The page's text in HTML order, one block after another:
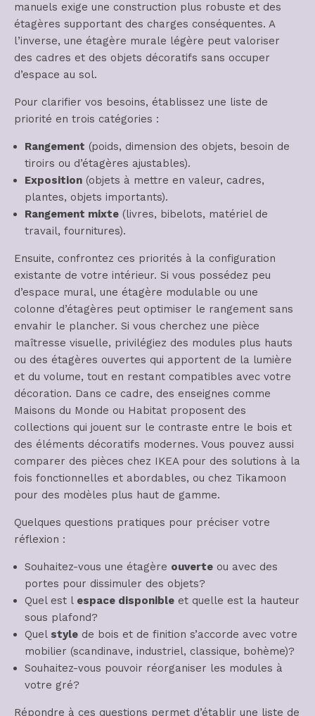
manuels exige une construction plus robuste et des
étagères supportant des charges conséquentes. A
l’inverse, une étagère murale légère peut valoriser
des cadres et des objets décoratifs sans occuper
d’espace au sol.
Pour clarifier vos besoins, établissez une liste de
priorité en trois catégories :
Rangement (poids, dimension des objets, besoin de
tiroirs ou d’étagères ajustables).
Exposition (objets à mettre en valeur, cadres,
plantes, objets importants).
Rangement mixte (livres, bibelots, matériel de
travail, fournitures).
Ensuite, confrontez ces priorités à la configuration
existante de votre intérieur. Si vous possédez peu
d’espace mural, une étagère modulable ou une
colonne d’étagères peut optimiser le rangement sans
envahir le plancher. Si vous cherchez une pièce
maîtresse visuelle, privilégiez des modules plus hauts
ou des étagères ouvertes qui apportent de la lumière
et du volume, tout en restant compatibles avec votre
décoration. Dans ce cadre, des enseignes comme
Maisons du Monde ou Habitat proposent des
collections qui jouent sur le contraste entre le bois et
des éléments décoratifs modernes. Vous pouvez aussi
comparer des pièces chez IKEA pour des solutions à la
fois fonctionnelles et abordables, ou chez Tikamoon
pour des modèles plus haut de gamme.
Quelques questions pratiques pour préciser votre
réflexion :
Souhaitez-vous une étagère ouverte ou avec des
portes pour dissimuler des objets?
Quel est l espace disponible et quelle est la hauteur
sous plafond?
Quel style de bois et de finition s’accorde avec votre
mobilier (scandinave, industriel, classique, bohème)?
Souhaitez-vous pouvoir réorganiser les modules à
votre gré?
Répondre à ces questions permet d’établir une liste de